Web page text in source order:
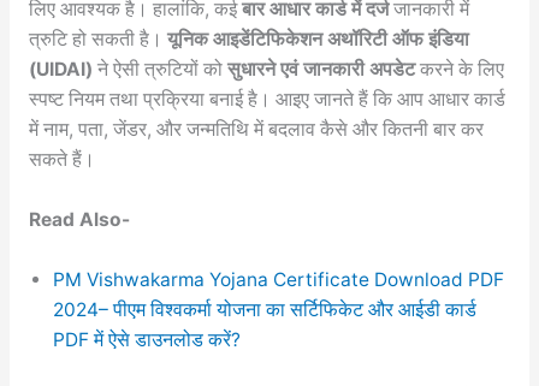
लिए आवश्यक है। हालांकि, कईबार आधार कार्ड में दर्जजानकारी में
त्रुटि हो सकती है। यूनिक आइडेंटिफिकेशन अथॉरिटी ऑफ इंडिया
(UIDAI) ने ऐसी त्रुटियों को सुधारने एवं जानकारी अपडेटकरने के लिए
स्पष्ट नियम तथा प्रक्रिया बनाई है। आइए जानते हैं कि आप आधार कार्ड
में नाम, पता, जेंडर, और जन्मतिथि में बदलाव कैसे और कितनी बार कर
सकते हैं।
Read Also-
PM Vishwakarma Yojana Certificate Download PDF
2024– पीएम विश्वकर्मा योजना का सर्टिफिकेट और आईडी कार्ड
PDF में ऐसे डाउनलोड करें?